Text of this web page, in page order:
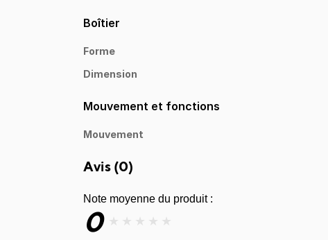
Boîtier
Forme
Dimension
Mouvement et fonctions
Mouvement
Avis (0)
Note moyenne du produit :
0 ★ ★ ★ ★ ★